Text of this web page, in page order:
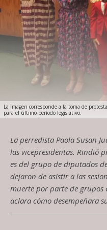
La imagen corresponde a la toma de
para el último período legislativo.
La perredista Paola Susan
las vicepresidentas. Rindió
es del grupo de diputados
dejaron de asistir a las
muerte por parte de
aclara cómo desempeñara